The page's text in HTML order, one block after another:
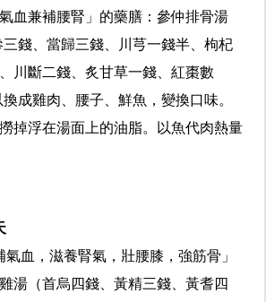
血兼補腰腎」的藥膳：參仲排骨湯
錢、當歸三錢、川芎一錢半、枸杞
川斷二錢、炙甘草一錢、紅棗數
成雞肉、腰子、鮮魚，變換口味。
掉浮在湯面上的油脂。以魚代肉熱量
氣血，滋養腎氣，壯腰膝，強筋骨」
湯（首烏四錢、黃精三錢、黃耆四